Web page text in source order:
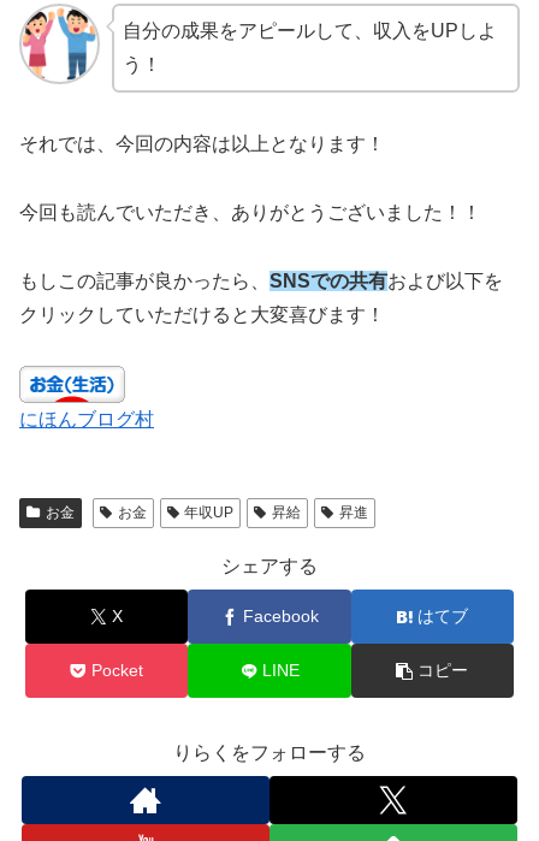
自分の成果をアピールして、収入をUPしよ
う！
それでは、今回の内容は以上となります！
今回も読んでいただき、ありがとうございました！！
もしこの記事が良かったら、 SNSでの共有および以下を
クリックしていただけると大変喜びます！
にほんブログ村
お金 お金 年収UP 昇給 昇進
シェアする
X Facebook はてブ
Pocket LINE コピー
りらくをフォローする